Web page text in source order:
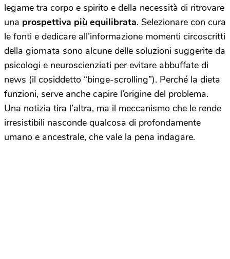
legame tra corpo e spirito e della necessità di ritrovare
una prospettiva più equilibrata. Selezionare con cura
le fonti e dedicare all’informazione momenti circoscritti
della giornata sono alcune delle soluzioni suggerite da
psicologi e neuroscienziati per evitare abbuffate di
news (il cosiddetto “binge-scrolling”). Perché la dieta
funzioni, serve anche capire l’origine del problema.
Una notizia tira l’altra, ma il meccanismo che le rende
irresistibili nasconde qualcosa di profondamente
umano e ancestrale, che vale la pena indagare.